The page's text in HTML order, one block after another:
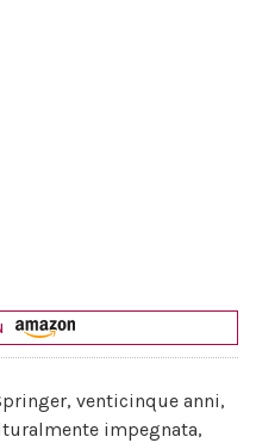
venticinque anni,
impegnata,